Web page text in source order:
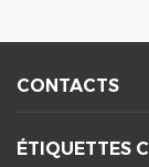
CONTACTS
ÉTIQUETTES